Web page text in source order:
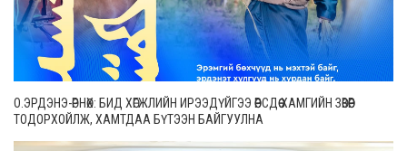
О.ЭРДЭНЭ-ӨРНӨХ: БИД ХӨГЖЛИЙН ИРЭЭДҮЙГЭЭ ӨӨРСДӨӨ ХАМГИЙН ЗӨВӨӨР
ТОДОРХОЙЛЖ, ХАМТДАА БҮТЭЭН БАЙГУУЛНА